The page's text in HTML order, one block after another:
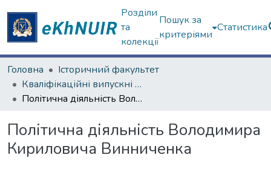
Розділи
та
колекції
Пошук за
критеріями
Статистика
Головна
Історичний факультет
Кваліфікаційні випускні роботи бакалаврів. Історичний факультет
Політична діяльність Володимира Кириловича Винниченка
Політична діяльність Володимира
Кириловича Винниченка